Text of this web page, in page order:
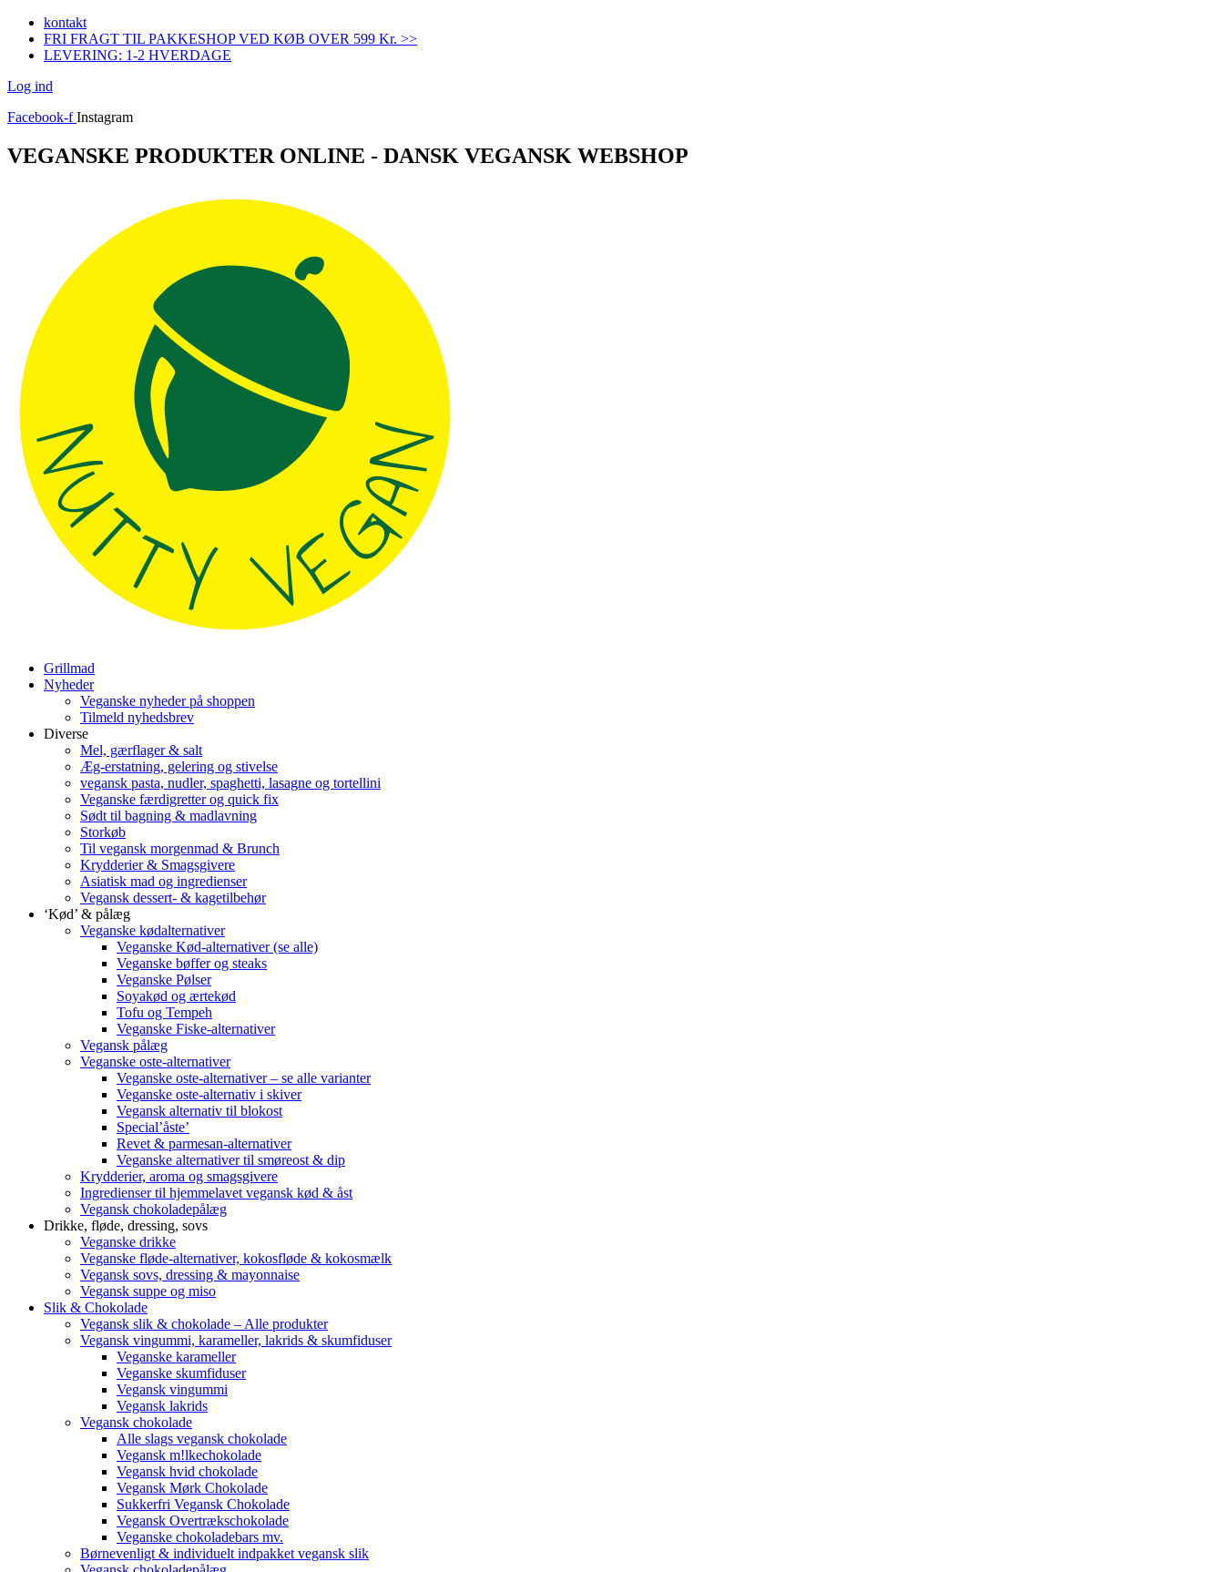
Videre
indhold
kontakt
FRI FRAGT TIL PAKKESHOP VED KØB OVER 599 Kr. >>
LEVERING: 1-2 HVERDAGE
Log ind
Facebook-f Instagram
VEGANSKE PRODUKTER ONLINE - DANSK VEGANSK WEBSHOP
Grillmad
Nyheder
Veganske nyheder på shoppen
Tilmeld nyhedsbrev
Diverse
Mel, gærflager & salt
Æg-erstatning, gelering og stivelse
vegansk pasta, nudler, spaghetti, lasagne og tortellini
Veganske færdigretter og quick fix
Sødt til bagning & madlavning
Storkøb
Til vegansk morgenmad & Brunch
Krydderier & Smagsgivere
Asiatisk mad og ingredienser
Vegansk dessert- & kagetilbehør
‘Kød’ & pålæg
Veganske kødalternativer
Veganske Kød-alternativer (se alle)
Veganske bøffer og steaks
Veganske Pølser
Soyakød og ærtekød
Tofu og Tempeh
Veganske Fiske-alternativer
Vegansk pålæg
Veganske oste-alternativer
Veganske oste-alternativer – se alle varianter
Veganske oste-alternativ i skiver
Vegansk alternativ til blokost
Special’åste’
Revet & parmesan-alternativer
Veganske alternativer til smøreost & dip
Krydderier, aroma og smagsgivere
Ingredienser til hjemmelavet vegansk kød & åst
Vegansk chokoladepålæg
Drikke, fløde, dressing, sovs
Veganske drikke
Veganske fløde-alternativer, kokosfløde & kokosmælk
Vegansk sovs, dressing & mayonnaise
Vegansk suppe og miso
Slik & Chokolade
Vegansk slik & chokolade – Alle produkter
Vegansk vingummi, karameller, lakrids & skumfiduser
Veganske karameller
Veganske skumfiduser
Vegansk vingummi
Vegansk lakrids
Vegansk chokolade
Alle slags vegansk chokolade
Vegansk m!lkechokolade
Vegansk hvid chokolade
Vegansk Mørk Chokolade
Sukkerfri Vegansk Chokolade
Vegansk Overtrækschokolade
Veganske chokoladebars mv.
Børnevenligt & individuelt indpakket vegansk slik